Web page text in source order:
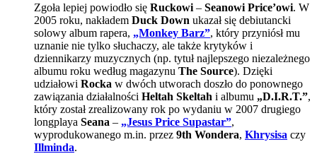
Zgoła lepiej powiodło się Ruckowi – Seanowi Price’owi. W
2005 roku, nakładem Duck Down ukazał się debiutancki
solowy album rapera, „Monkey Barz”, który przyniósł mu
uznanie nie tylko słuchaczy, ale także krytyków i
dziennikarzy muzycznych (np. tytuł najlepszego niezależnego
albumu roku według magazynu The Source). Dzięki
udziałowi Rocka w dwóch utworach doszło do ponownego
zawiązania działalności Heltah Skeltah i albumu „D.I.R.T.”,
który został zrealizowany rok po wydaniu w 2007 drugiego
longplaya Seana – „Jesus Price Supastar”,
wyprodukowanego m.in. przez 9th Wondera, Khrysisa czy
Illminda.